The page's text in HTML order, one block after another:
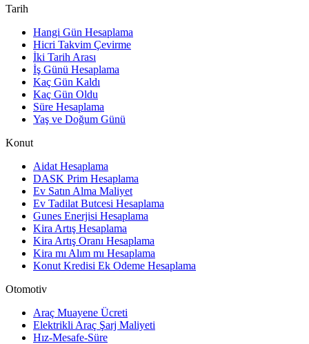
Tarih
Hangi Gün Hesaplama
Hicri Takvim Çevirme
İki Tarih Arası
İş Günü Hesaplama
Kaç Gün Kaldı
Kaç Gün Oldu
Süre Hesaplama
Yaş ve Doğum Günü
Konut
Aidat Hesaplama
DASK Prim Hesaplama
Ev Satın Alma Maliyet
Ev Tadilat Butcesi Hesaplama
Gunes Enerjisi Hesaplama
Kira Artış Hesaplama
Kira Artış Oranı Hesaplama
Kira mı Alım mı Hesaplama
Konut Kredisi Ek Odeme Hesaplama
Otomotiv
Araç Muayene Ücreti
Elektrikli Araç Şarj Maliyeti
Hız-Mesafe-Süre